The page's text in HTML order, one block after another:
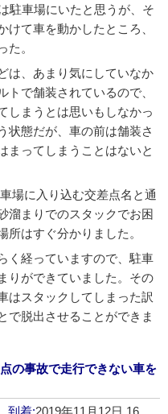
駐車場にいたと思うが、そ
て車を動かしたところ、
た。
は、あまり気にしていなか
トで舗装されているので、
しまうとは思いもしなかっ
状態だが、車の前は舗装さ
まってしまうことはないと
場に入り込む交差点名と通
溜まりでのスタックでお困
所はすぐ分かりました。
く経っていますので、駐車
りができていました。その
はスタックしてしまった訳
で脱出させることができま
の事故で走行できない車を
到着:2019年11月12日 16